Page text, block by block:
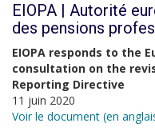
EIOPA | Autorité
des pensions
EIOPA responds to the
consultation on the
Reporting Directive
11 juin 2020
Voir le document (en